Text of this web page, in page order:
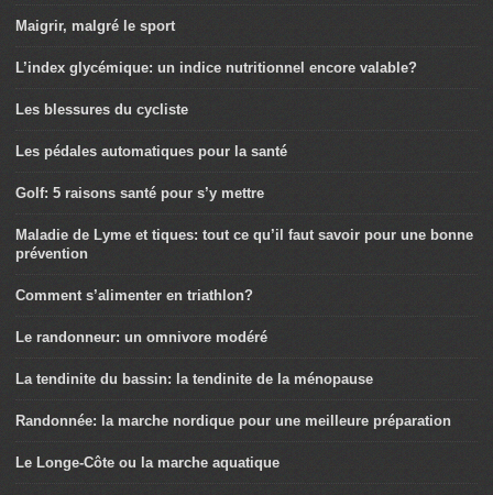
Maigrir, malgré le sport
L’index glycémique: un indice nutritionnel encore valable?
Les blessures du cycliste
Les pédales automatiques pour la santé
Golf: 5 raisons santé pour s’y mettre
Maladie de Lyme et tiques: tout ce qu’il faut savoir pour une bonne
prévention
Comment s’alimenter en triathlon?
Le randonneur: un omnivore modéré
La tendinite du bassin: la tendinite de la ménopause
Randonnée: la marche nordique pour une meilleure préparation
Le Longe-Côte ou la marche aquatique